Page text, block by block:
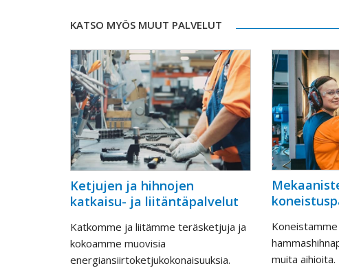
KATSO MYÖS MUUT PALVELUT
Ketjujen ja hihnojen
katkaisu- ja liitäntäpalvelut
Katkomme ja liitämme teräsketjuja ja
kokoamme muovisia
energiansiirtoketjukokonaisuuksia.
muita aihioita.